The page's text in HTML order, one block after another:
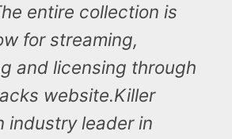
entire collection is
for streaming,
and licensing through
website.Killer
industry leader in